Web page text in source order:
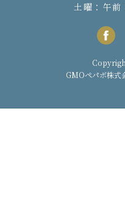
土曜：午
GMOペパボ株式